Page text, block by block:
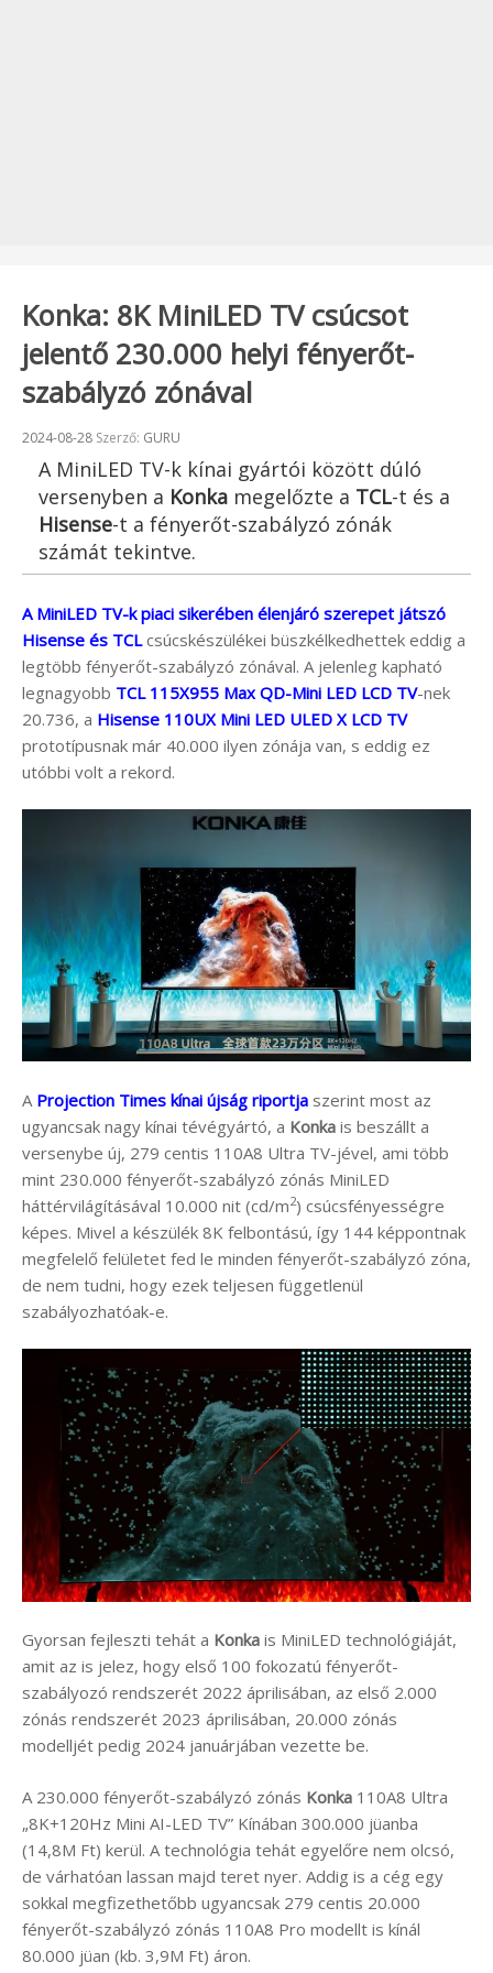
Konka: 8K MiniLED TV csúcsot
jelentő 230.000 helyi fényerőt-
szabályzó zónával
Beküldve:
2024-08-28 Szerző: GURU
A MiniLED TV-k kínai gyártói között dúló
versenyben a Konka megelőzte a TCL-t és a
Hisense-t a fényerőt-szabályzó zónák
számát tekintve.
A MiniLED TV-k piaci sikerében élenjáró szerepet játszó
Hisense és TCLcsúcskészülékei büszkélkedhettek eddig a
legtöbb fényerőt-szabályzó zónával. A jelenleg kapható
legnagyobb TCL 115X955 Max QD-Mini LED LCD TV-nek
20.736, a Hisense 110UX Mini LED ULED X LCD TV
prototípusnak már 40.000 ilyen zónája van, s eddig ez
utóbbi volt a rekord.
A Projection Times kínai újság riportja szerint most az
ugyancsak nagy kínai tévégyártó, a Konka is beszállt a
versenybe új, 279 centis 110A8 Ultra TV-jével, ami több
mint 230.000 fényerőt-szabályzó zónás MiniLED
háttérvilágításával 10.000 nit (cd/m2) csúcsfényességre
képes. Mivel a készülék 8K felbontású, így 144 képpontnak
megfelelő felületet fed le minden fényerőt-szabályzó zóna,
de nem tudni, hogy ezek teljesen függetlenül
szabályozhatóak-e.
Gyorsan fejleszti tehát a Konka is MiniLED technológiáját,
amit az is jelez, hogy első 100 fokozatú fényerőt-
szabályozó rendszerét 2022 áprilisában, az első 2.000
zónás rendszerét 2023 áprilisában, 20.000 zónás
modelljét pedig 2024 januárjában vezette be.
A 230.000 fényerőt-szabályzó zónás Konka 110A8 Ultra
„8K+120Hz Mini AI-LED TV” Kínában 300.000 jüanba
(14,8M Ft) kerül. A technológia tehát egyelőre nem olcsó,
de várhatóan lassan majd teret nyer. Addig is a cég egy
sokkal megfizethetőbb ugyancsak 279 centis 20.000
fényerőt-szabályzó zónás 110A8 Pro modellt is kínál
80.000 jüan (kb. 3,9M Ft) áron.